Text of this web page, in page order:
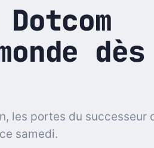
dès
les portes du successeur
samedi.